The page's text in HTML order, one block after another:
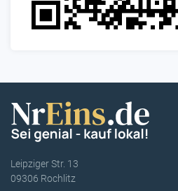
Leipziger Str. 13
09306 Rochlitz